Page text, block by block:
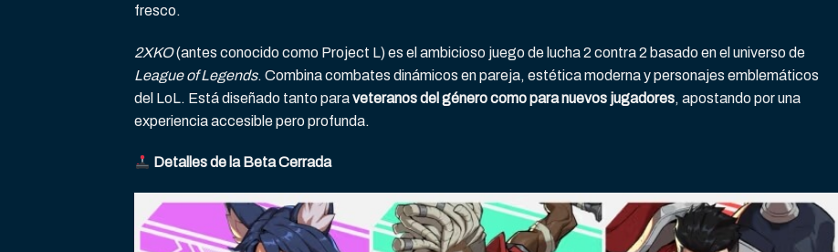
fresco.
2XKO(antes conocido como Project L) es el ambicioso juego de lucha 2 contra 2 basado en el universo de
League of Legends. Combina combates dinámicos en pareja, estética moderna y personajes emblemáticos
del LoL. Está diseñado tanto paraveteranos del género como para nuevos jugadores, apostando por una
experiencia accesible pero profunda.
Detalles de la Beta Cerrada